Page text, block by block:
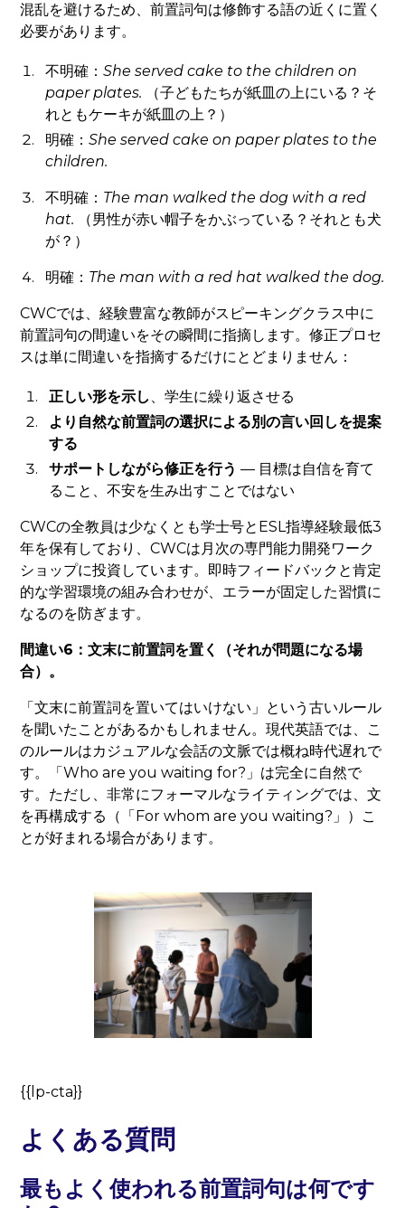
混乱を避けるため、前置詞句は修飾する語の近くに置く
必要があります。
不明確：She served cake to the childrenon
paper plates. （子どもたちが紙皿の上にいる？そ
れともケーキが紙皿の上？）
明確：She served cakeon paper plates to the
children.
不明確： The man walked the dog with a red
hat. （男性が赤い帽子をかぶっている？それとも犬
が？）
明確： The man with a red hat walked the dog.
CWCでは、経験豊富な教師がスピーキングクラス中に
前置詞句の間違いをその瞬間に指摘します。修正プロセ
スは単に間違いを指摘するだけにとどまりません：
正しい形を示し 、学生に繰り返させる
より自然な前置詞の選択による別の言い回しを提案
する
サポートしながら修正を行う — 目標は自信を育て
ること、不安を生み出すことではない
CWCの全教員は少なくとも学士号とESL指導経験最低3
年を保有しており、CWCは月次の専門能力開発ワーク
ショップに投資しています。即時フィードバックと肯定
的な学習環境の組み合わせが、エラーが固定した習慣に
なるのを防ぎます。
間違い6：文末に前置詞を置く（それが問題になる場
合）。
「文末に前置詞を置いてはいけない」という古いルール
を聞いたことがあるかもしれません。現代英語では、こ
のルールはカジュアルな会話の文脈では概ね時代遅れで
す。「Who are you waiting for?」は完全に自然で
す。ただし、非常にフォーマルなライティングでは、文
を再構成する（「For whom are you waiting?」）こ
とが好まれる場合があります。
{{lp-cta}}
よくある質問
最もよく使われる前置詞句は何です